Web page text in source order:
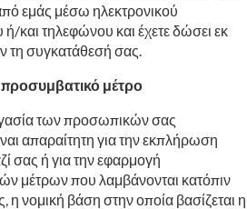
εμάς μέσω ηλεκτρονικού
ή/και τηλεφώνου και έχετε δώσει εκ
τη συγκατάθεσή σας.
μέτρο
των προσωπικών σας
απαραίτητη για την εκπλήρωση
σας ή για την εφαρμογή
μέτρων που λαμβάνονται κατόπιν
η νομική βάση στην οποία βασίζεται η